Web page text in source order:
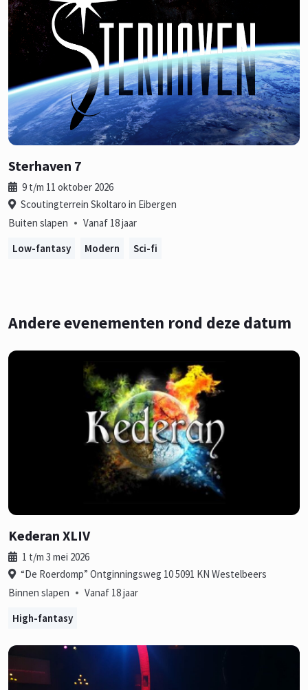
Sterhaven 7
9 t/m 11 oktober 2026
Scoutingterrein Skoltaro in Eibergen
Buiten slapen • Vanaf 18 jaar
Low-fantasy
Modern Sci-fi
Andere evenementen rond deze datum
Kederan XLIV
1 t/m 3 mei 2026
“De Roerdomp” Ontginningsweg 10 5091 KN Westelbeers
Binnen slapen • Vanaf 18 jaar
High-fantasy